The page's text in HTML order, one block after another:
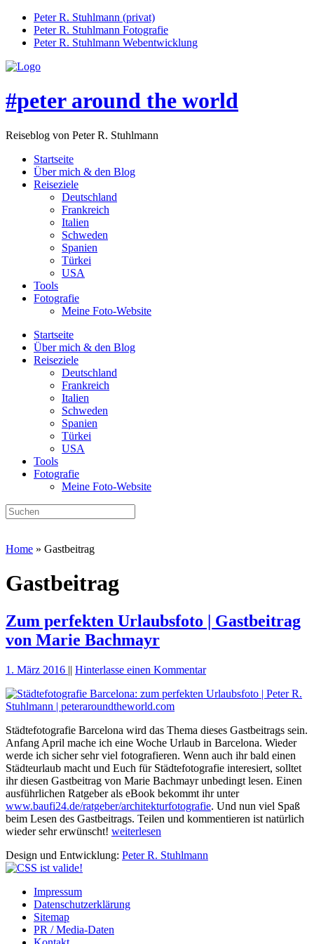
Peter R. Stuhlmann (privat)
Peter R. Stuhlmann Fotografie
Peter R. Stuhlmann Webentwicklung
#peter around the world
Reiseblog von Peter R. Stuhlmann
Startseite
Über mich & den Blog
Reiseziele
Deutschland
Frankreich
Italien
Schweden
Spanien
Türkei
USA
Tools
Fotografie
Meine Foto-Website
Startseite
Über mich & den Blog
Reiseziele
Deutschland
Frankreich
Italien
Schweden
Spanien
Türkei
USA
Tools
Fotografie
Meine Foto-Website
Home » Gastbeitrag
Gastbeitrag
Zum perfekten Urlaubsfoto | Gastbeitrag
von Marie Bachmayr
1. März 2016 || Hinterlasse einen Kommentar
Städtefotografie Barcelona wird das Thema dieses Gastbeitrags sein.
Anfang April mache ich eine Woche Urlaub in Barcelona. Wieder
werde ich sicher sehr viel fotografieren. Wenn auch ihr bald einen
Städteurlaub macht und Euch für Städtefotografie interesiert, solltet
ihr diesen Gastbeitrag von Marie Bachmayr unbedingt lesen. Einen
ausführlichen Ratgeber als eBook bekommt ihr unter
www.baufi24.de/ratgeber/architekturfotografie. Und nun viel Spaß
beim Lesen des Gastbeitrags. Teilen und kommentieren ist natürlich
wieder sehr erwünscht! weiterlesen
Design und Entwicklung: Peter R. Stuhlmann
Impressum
Datenschutzerklärung
Sitemap
PR / Media-Daten